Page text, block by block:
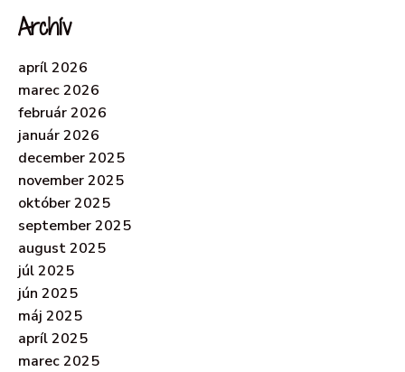
Archív
apríl 2026
marec 2026
február 2026
január 2026
december 2025
november 2025
október 2025
september 2025
august 2025
júl 2025
jún 2025
máj 2025
apríl 2025
marec 2025